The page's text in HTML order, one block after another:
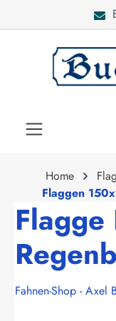
Home
Flaggen
Flagge
Fahnen-Shop - Axel